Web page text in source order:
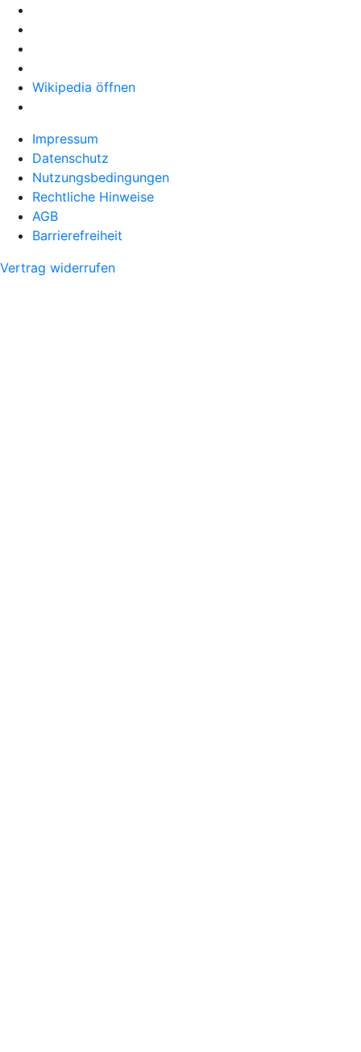
Wikipedia öffnen
Impressum
Datenschutz
Nutzungsbedingungen
Rechtliche Hinweise
AGB
Barrierefreiheit
Vertrag widerrufen